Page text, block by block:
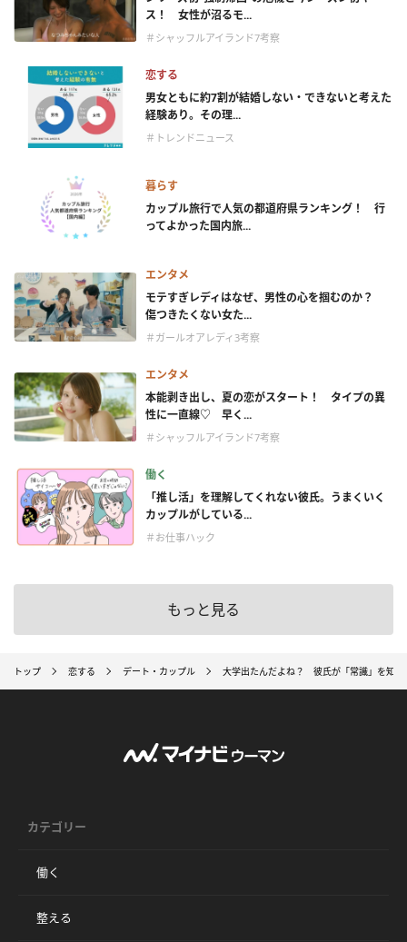
ス！ 女性が沼るモ...
＃シャッフルアイランド7考察
恋する
男女ともに約7割が結婚しない・できないと考えた
経験あり。その理...
＃トレンドニュース
暮らす
カップル旅行で人気の都道府県ランキング！ 行
ってよかった国内旅...
エンタメ
モテすぎレディはなぜ、男性の心を掴むのか？
傷つきたくない女た...
＃ガールオアレディ3考察
エンタメ
本能剥き出し、夏の恋がスタート！ タイプの異
性に一直線♡ 早く...
＃シャッフルアイランド7考察
働く
「推し活」を理解してくれない彼氏。うまくいく
カップルがしている...
＃お仕事ハック
もっと見る
トップ 恋する デート・カップル 大学出たんだよね？ 彼氏が「常識」を知
カテゴリー
働く
整える